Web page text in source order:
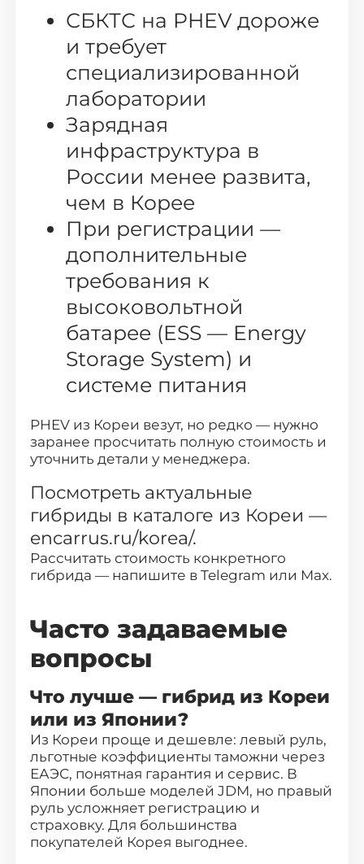
СБКТС на PHEV дороже
и требует
специализированной
лаборатории
Зарядная
инфраструктура в
России менее развита,
чем в Корее
При регистрации —
дополнительные
требования к
высоковольтной
батарее (ESS — Energy
Storage System) и
системе питания
PHEV из Кореи везут, но редко — нужно
заранее просчитать полную стоимость и
уточнить детали у менеджера.
Посмотреть актуальные
гибриды в каталоге из Кореи —
encarrus.ru/korea/.
Рассчитать стоимость конкретного
гибрида — напишите вTelegram или Max.
Часто задаваемые
вопросы
Что лучше — гибрид из Кореи
или из Японии?
Из Кореи проще и дешевле: левый руль,
льготные коэффициенты таможни через
ЕАЭС, понятная гарантия и сервис. В
Японии больше моделей JDM, но правый
руль усложняет регистрацию и
страховку. Для большинства
покупателей Корея выгоднее.
Москва
Новосибирск
Казань
Красноярск
Нижний Новгород
Челябинск
Уфа
Ростов-на-Дону
Краснодар
Воронеж
Пермь
Волгоград
Саратов
Тюмень
Тольятти
Махачкала
Барнаул
Ижевск
Хабаровск
Владивосток